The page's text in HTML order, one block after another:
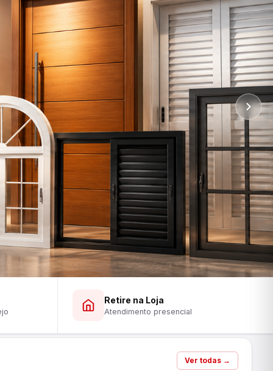
Retire na Loja
Atendimento presencial
Ver todas →